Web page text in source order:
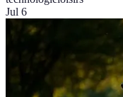
Jul 6